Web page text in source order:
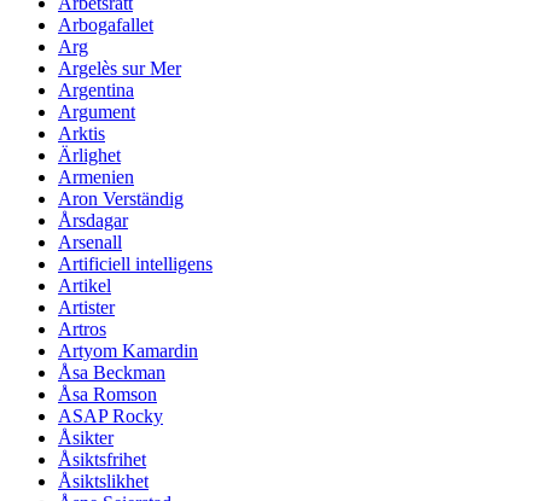
Arbogafallet
Arg
Argelès sur Mer
Argentina
Argument
Arktis
Ärlighet
Armenien
Aron Verständig
Årsdagar
Arsenall
Artificiell intelligens
Artikel
Artister
Artros
Artyom Kamardin
Åsa Beckman
Åsa Romson
ASAP Rocky
Åsikter
Åsiktsfrihet
Åsiktslikhet